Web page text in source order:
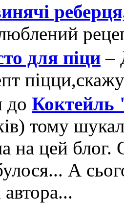
для піци –
до Коктейль
тому
на цей блог.
А